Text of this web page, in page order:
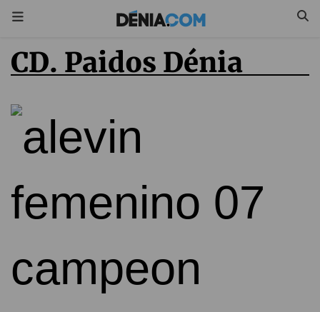
CD. Paidos Dénia